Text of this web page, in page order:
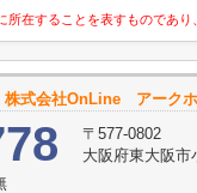
在することを表すものであり
株式会社OnLine アーク
〒577-0802
大阪府東大阪市